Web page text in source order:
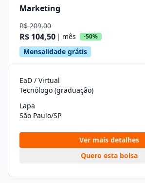
Marketing
R$ 209,00
R$ 104,50 | mês -50%
Mensalidade grátis
EaD / Virtual
Tecnólogo (graduação)
Lapa
São Paulo/SP
Ver mais detalhes
Quero esta bolsa